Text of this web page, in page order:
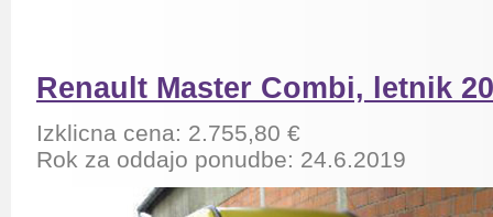
Renault Master Combi, letnik
Izklicna cena: 2.755,80 €
Rok za oddajo ponudbe: 24.6.2019